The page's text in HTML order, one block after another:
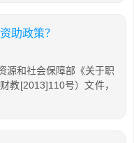
助政策？
源和社会保障部《关于职
教[2013]110号）文件，